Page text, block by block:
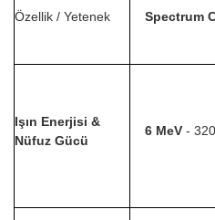
Özellik / Yetenek Spectrum
Işın Enerjisi &
Nüfuz Gücü
6 MeV -